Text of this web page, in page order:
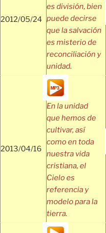
2012/05/24
es división, bien
puede decirse
que la salvación
es misterio de
reconciliación y
unidad.
2013/04/16
En la unidad
que hemos de
cultivar, así
como en toda
nuestra vida
cristiana, el
Cielo es
referencia y
modelo para la
tierra.